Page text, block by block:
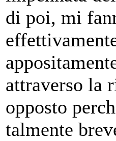
di poi, mi
attraverso la
opposto
talmente